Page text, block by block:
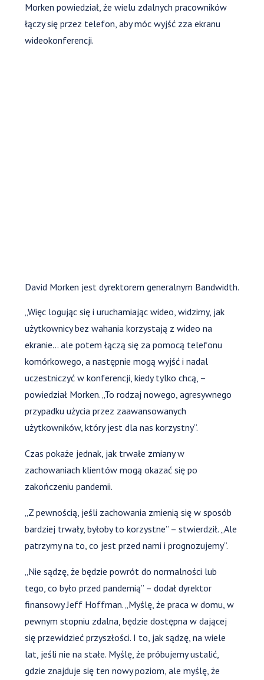
Morken powiedział, że wielu zdalnych pracowników
łączy się przez telefon, aby móc wyjść zza ekranu
wideokonferencji.
David Morken jest dyrektorem generalnym Bandwidth.
„Więc logując się i uruchamiając wideo, widzimy, jak
użytkownicy bez wahania korzystają z wideo na
ekranie… ale potem łączą się za pomocą telefonu
komórkowego, a następnie mogą wyjść i nadal
uczestniczyć w konferencji, kiedy tylko chcą, –
powiedział Morken. „To rodzaj nowego, agresywnego
przypadku użycia przez zaawansowanych
użytkowników, który jest dla nas korzystny”.
Czas pokaże jednak, jak trwałe zmiany w
zachowaniach klientów mogą okazać się po
zakończeniu pandemii.
„Z pewnością, jeśli zachowania zmienią się w sposób
bardziej trwały, byłoby to korzystne” – stwierdził. „Ale
patrzymy na to, co jest przed nami i prognozujemy”.
„Nie sądzę, że będzie powrót do normalności lub
tego, co było przed pandemią” – dodał dyrektor
finansowy Jeff Hoffman. „Myślę, że praca w domu, w
pewnym stopniu zdalna, będzie dostępna w dającej
się przewidzieć przyszłości. I to, jak sądzę, na wiele
lat, jeśli nie na stałe. Myślę, że próbujemy ustalić,
gdzie znajduje się ten nowy poziom, ale myślę, że